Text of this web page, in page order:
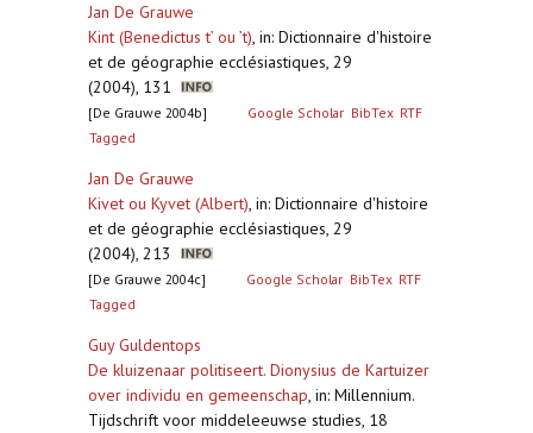
Jan De Grauwe
Kint (Benedictus t’ ou ’t), in: Dictionnaire d'histoire
et de géographie ecclésiastiques, 29
(2004), 131
[De Grauwe 2004b] Google Scholar BibTex RTF
Tagged
Jan De Grauwe
Kivet ou Kyvet (Albert), in: Dictionnaire d'histoire
et de géographie ecclésiastiques, 29
(2004), 213
[De Grauwe 2004c] Google Scholar BibTex RTF
Tagged
Guy Guldentops
De kluizenaar politiseert. Dionysius de Kartuizer
over individu en gemeenschap, in: Millennium.
Tijdschrift voor middeleeuwse studies, 18